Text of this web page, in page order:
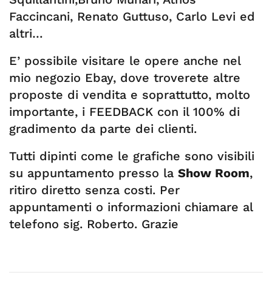
Faccincani, Renato Guttuso, Carlo Levi ed
altri…
E’ possibile visitare le opere anche nel
mio negozio Ebay, dove troverete altre
proposte di vendita e soprattutto, molto
importante, i FEEDBACK con il 100% di
gradimento da parte dei clienti.
Tutti dipinti come le grafiche sono visibili
su appuntamento presso la Show Room,
ritiro diretto senza costi. Per
appuntamenti o informazioni chiamare al
telefono sig. Roberto. Grazie